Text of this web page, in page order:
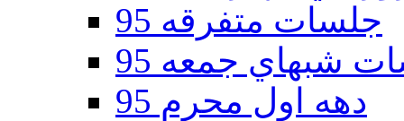
جلسات متفرقه 95
شبهاي جمعه 95
دهه اول محرم 95